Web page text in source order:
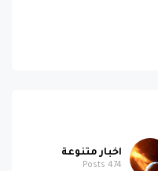
اخبار متنوعة
474